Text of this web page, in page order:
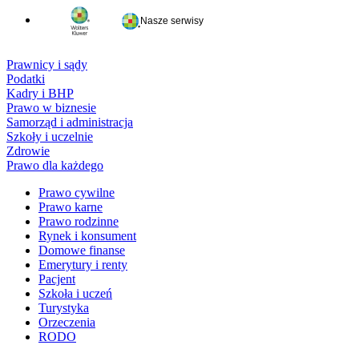
Nasze serwisy
Prawnicy i sądy
Podatki
Kadry i BHP
Prawo w biznesie
Samorząd i administracja
Szkoły i uczelnie
Zdrowie
Prawo dla każdego
Prawo cywilne
Prawo karne
Prawo rodzinne
Rynek i konsument
Domowe finanse
Emerytury i renty
Pacjent
Szkoła i uczeń
Turystyka
Orzeczenia
RODO